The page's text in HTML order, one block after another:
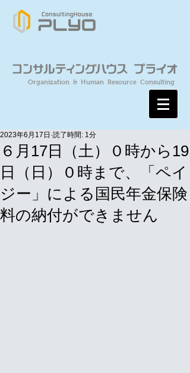
Organization & Human Resource Consulting
６月17日（土）０時から19
日（日）０時まで、「ペイ
ジー」による国民年金保険
料の納付ができません
2023年6月17日 読了時間: 1分